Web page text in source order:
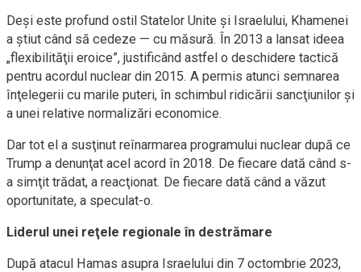
Deşi este profund ostil Statelor Unite şi Israelului, Khamenei
a ştiut când să cedeze — cu măsură. În 2013 a lansat ideea
„flexibilităţii eroice”, justificând astfel o deschidere tactică
pentru acordul nuclear din 2015. A permis atunci semnarea
înţelegerii cu marile puteri, în schimbul ridicării sancţiunilor şi
a unei relative normalizări economice.
Dar tot el a susţinut reînarmarea programului nuclear după ce
Trump a denunţat acel acord în 2018. De fiecare dată când s-
a simţit trădat, a reacţionat. De fiecare dată când a văzut
oportunitate, a speculat-o.
Liderul unei reţele regionale în destrămare
După atacul Hamas asupra Israelului din 7 octombrie 2023,